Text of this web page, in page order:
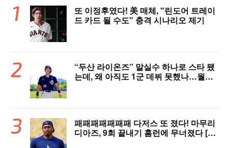
또 이정후였다! 美 매체, "린도어 트레이
드 카드 될 수도" 충격 시나리오 제기
“두산 라이온즈” 말실수 하나로 스타 됐
는데, 왜 아직도 1군 데뷔 못했나…월간
패패패패패패패 다저스 또 졌다! 마무리
디아즈, 9회 끝내기 홈런에 무너졌다 [L